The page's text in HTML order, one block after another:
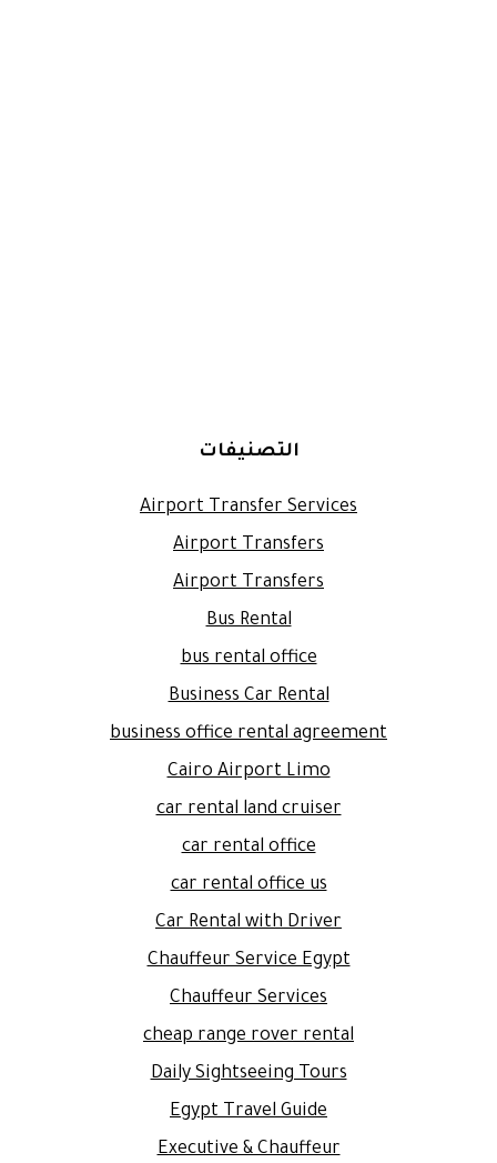
التصنيفات
Airport Transfer Services
Airport Transfers
Airport Transfers
Bus Rental
bus rental office
Business Car Rental
business office rental agreement
Cairo Airport Limo
car rental land cruiser
car rental office
car rental office us
Car Rental with Driver
Chauffeur Service Egypt
Chauffeur Services
cheap range rover rental
Daily Sightseeing Tours
Egypt Travel Guide
Executive & Chauffeur